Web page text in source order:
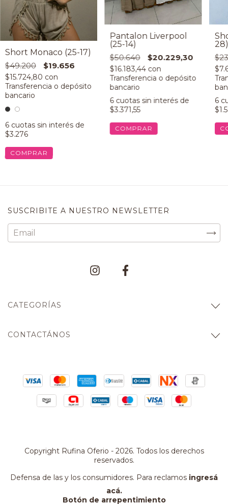
Short Monaco (25-17)
$49.200
$19.656
$15.724,80 con
6 cuotas sin interés de
$3.276
COMPRAR
Pantalon Liverpool
(25-14)
$50.640
$20.229,30
$16.183,44 con
6 cuotas sin interés de
$3.371,55
COMPRAR
28)
6
SUSCRIBITE A NUESTRO NEWSLETTER
CATEGORÍAS
CONTACTÁNOS
Copyright Rufina Oferio - 2026. Todos los derechos
reservados.
Defensa de las y los consumidores. Para reclamos ingresá
acá.
Botón de arrepentimiento